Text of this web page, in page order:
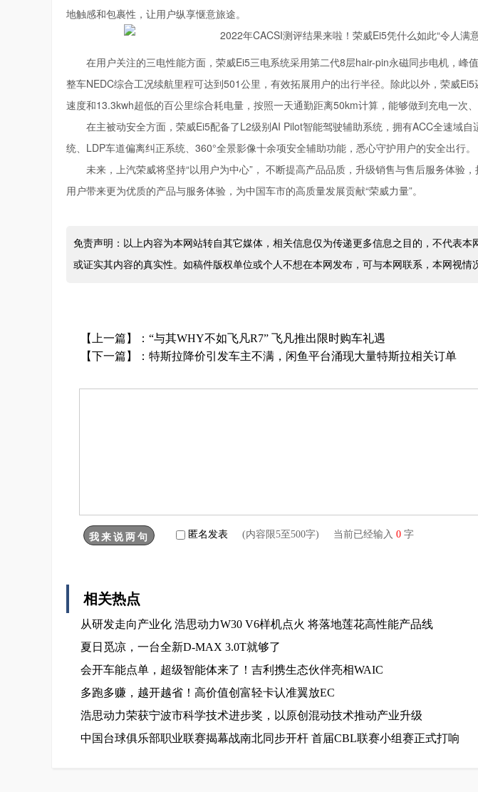
地触感和包裹性，让用户纵享惬意旅途。
在用户关注的三电性能方面，荣威Ei5三电系统采用第二代8层hair-pin永磁同步电机，峰
整车NEDC综合工况续航里程可达到501公里，有效拓展用户的出行半径。除此以外，荣威
速度和13.3kwh超低的百公里综合耗电量，按照一天通勤距离50km计算，能够做到充电一次
在主被动安全方面，荣威Ei5配备了L2级别AI Pilot智能驾驶辅助系统，拥有ACC全速域
统、LDP车道偏离纠正系统、360°全景影像十余项安全辅助功能，悉心守护用户的安全出行。
未来，上汽荣威将坚持“以用户为中心”， 不断提高产品品质，升级销售与售后服务体验
用户带来更为优质的产品与服务体验，为中国车市的高质量发展贡献“荣威力量”。
免责声明：以上内容为本网站转自其它媒体，相关信息仅为传递更多信息之目的，不代表本
或证实其内容的真实性。如稿件版权单位或个人不想在本网发布，可与本网联系，本网视情
【上一篇】： “与其WHY不如飞凡R7” 飞凡推出限时购车礼遇
【下一篇】： 特斯拉降价引发车主不满，闲鱼平台涌现大量特斯拉相关订单
匿名发表 (内容限5至500字) 当前已经输入 0 字
相关热点
从研发走向产业化 浩思动力W30 V6样机点火 将落地莲花高性能产品线
夏日觅凉，一台全新D-MAX 3.0T就够了
会开车能点单，超级智能体来了！吉利携生态伙伴亮相WAIC
多跑多赚，越开越省！高价值创富轻卡认准翼放EC
浩思动力荣获宁波市科学技术进步奖，以原创混动技术推动产业升级
中国台球俱乐部职业联赛揭幕战南北同步开杆 首届CBL联赛小组赛正式打响